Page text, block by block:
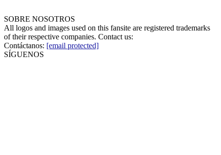
SOBRE NOSOTROS
All logos and images used on this fansite are registered trademarks
of their respective companies. Contact us:
Contáctanos: [email protected]
SÍGUENOS